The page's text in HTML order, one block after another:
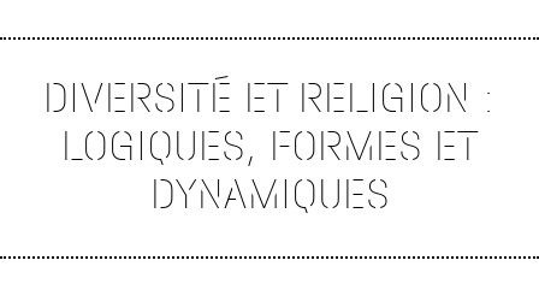
DIVERSITÉ ET RELIGION :
LOGIQUES, FORMES ET
DYNAMIQUES